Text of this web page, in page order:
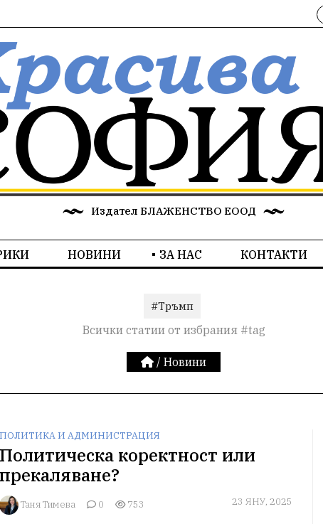
Издател БЛАЖЕНСТВО ЕООД
НОВИНИ ЗА НАС КОНТАКТИ
#Тръмп
Всички статии от избрания #tag
/ Новини
ПОЛИТИКА И АДМИНИСТРАЦИЯ
Политическа коректност или
прекаляване?
Таня Тимева 0 753 23 ЯНУ, 2025